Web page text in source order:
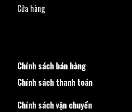
Cửa hàng
Chính sách bán hàng
Chính sách thanh toán
Chính sách vận chuyển